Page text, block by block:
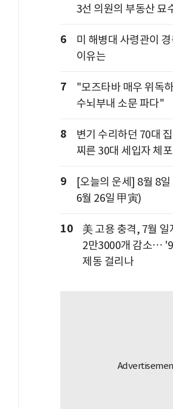
3선 의원의 부동산 묘
6
미 해병대 사령관이
이유는
7
"모즈타바 매우 위독
수뇌부내 소문 파다"
8
변기 수리하던 70대
찌른 30대 세입자 체포
9
[오늘의 운세] 8월 8
6월 26일 甲寅)
10
美 고용 충격, 7월 일
2만3000개 감소…
제동 걸리나